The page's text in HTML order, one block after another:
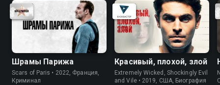
Шрамы Парижа
Scars of Paris • 2022, Франция,
Криминал
Красивый, плохой, злой
Extremely Wicked, Shockingly Evil
and Vile • 2019, США, Биография